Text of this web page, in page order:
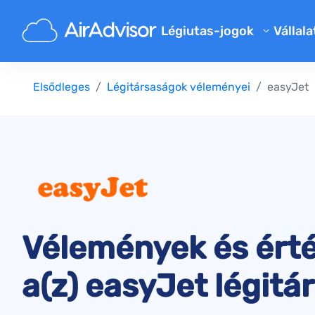
Légiutas-jogok
Járatkésés kártérítés
Járatkésés kártérítés
Utasjogi szabályok
Blog
Elsődleges Légitársaságok véleményei easyJet
Vélemények és
a(z) easyJet